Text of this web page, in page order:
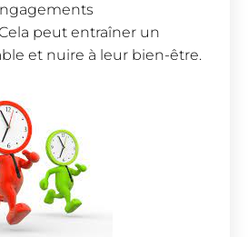
peut entraîner un
et nuire à leur bien-être.